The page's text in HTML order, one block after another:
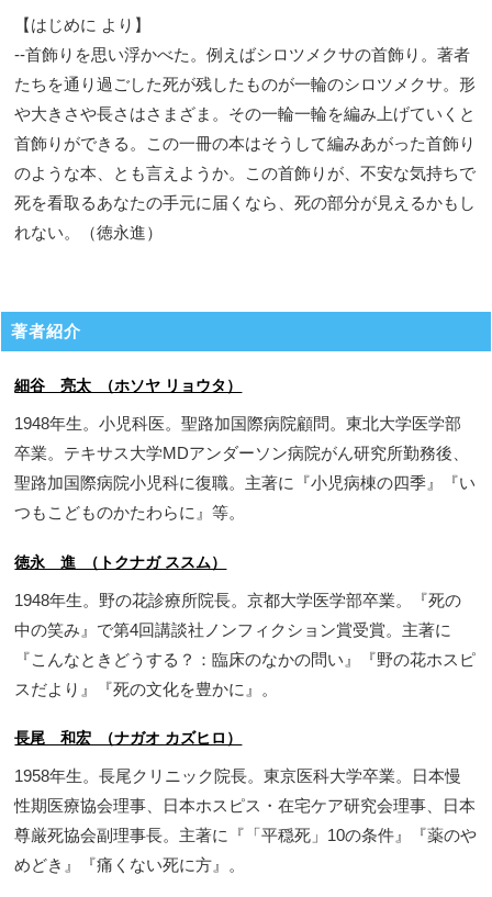
【はじめに より】
--首飾りを思い浮かべた。例えばシロツメクサの首飾り。著者
たちを通り過ごした死が残したものが一輪のシロツメクサ。形
や大きさや長さはさまざま。その一輪一輪を編み上げていくと
首飾りができる。この一冊の本はそうして編みあがった首飾り
のような本、とも言えようか。この首飾りが、不安な気持ちで
死を看取るあなたの手元に届くなら、死の部分が見えるかもし
れない。（徳永進）
著者紹介
細谷 亮太 （ホソヤ リョウタ）
1948年生。小児科医。聖路加国際病院顧問。東北大学医学部
卒業。テキサス大学MDアンダーソン病院がん研究所勤務後、
聖路加国際病院小児科に復職。主著に『小児病棟の四季』『い
つもこどものかたわらに』等。
徳永 進 （トクナガ ススム）
1948年生。野の花診療所院長。京都大学医学部卒業。『死の
中の笑み』で第4回講談社ノンフィクション賞受賞。主著に
『こんなときどうする？：臨床のなかの問い』『野の花ホスピ
スだより』『死の文化を豊かに』。
長尾 和宏 （ナガオ カズヒロ）
1958年生。長尾クリニック院長。東京医科大学卒業。日本慢
性期医療協会理事、日本ホスピス・在宅ケア研究会理事、日本
尊厳死協会副理事長。主著に『「平穏死」10の条件』『薬のや
めどき』『痛くない死に方』。